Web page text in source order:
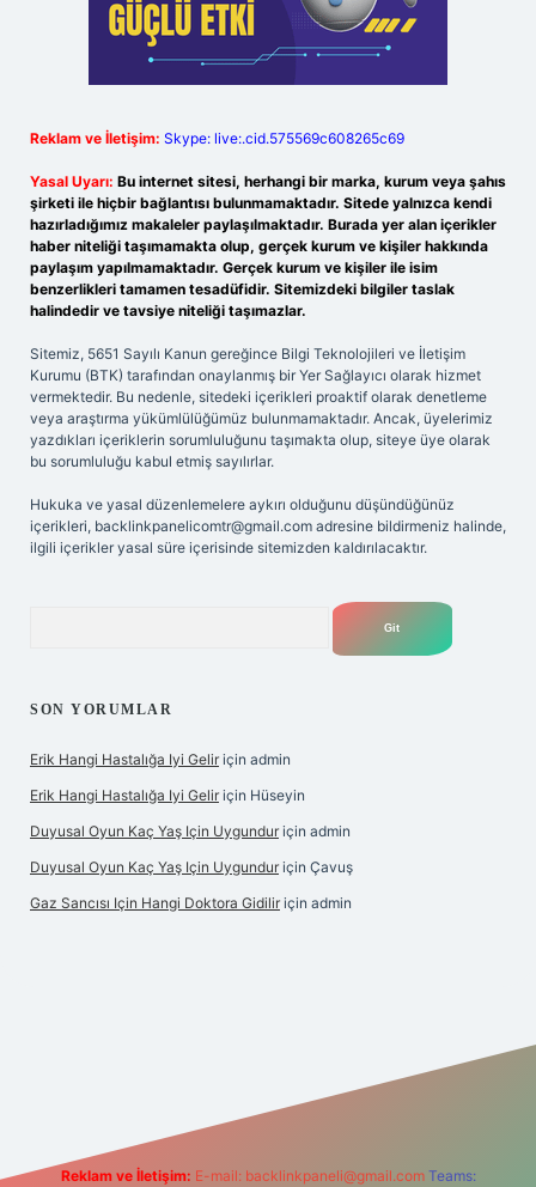
Reklam ve İletişim: Skype: live:.cid.575569c608265c69
Yasal Uyarı: Bu internet sitesi, herhangi bir marka, kurum veya şahıs
şirketi ile hiçbir bağlantısı bulunmamaktadır. Sitede yalnızca kendi
hazırladığımız makaleler paylaşılmaktadır. Burada yer alan içerikler
haber niteliği taşımamakta olup, gerçek kurum ve kişiler hakkında
paylaşım yapılmamaktadır. Gerçek kurum ve kişiler ile isim
benzerlikleri tamamen tesadüfidir. Sitemizdeki bilgiler taslak
halindedir ve tavsiye niteliği taşımazlar.
Sitemiz, 5651 Sayılı Kanun gereğince Bilgi Teknolojileri ve İletişim
Kurumu (BTK) tarafından onaylanmış bir Yer Sağlayıcı olarak hizmet
vermektedir. Bu nedenle, sitedeki içerikleri proaktif olarak denetleme
veya araştırma yükümlülüğümüz bulunmamaktadır. Ancak, üyelerimiz
yazdıkları içeriklerin sorumluluğunu taşımakta olup, siteye üye olarak
bu sorumluluğu kabul etmiş sayılırlar.
Hukuka ve yasal düzenlemelere aykırı olduğunu düşündüğünüz
içerikleri, backlinkpanelicomtr@gmail.com adresine bildirmeniz halinde,
ilgili içerikler yasal süre içerisinde sitemizden kaldırılacaktır.
SON YORUMLAR
Erik Hangi Hastalığa Iyi Gelir için admin
Erik Hangi Hastalığa Iyi Gelir için Hüseyin
Duyusal Oyun Kaç Yaş Için Uygundur için admin
Duyusal Oyun Kaç Yaş Için Uygundur için Çavuş
Gaz Sancısı Için Hangi Doktora Gidilir için admin
Reklam ve İletişim: E-mail: backlinkpaneli@gmail.com Teams: